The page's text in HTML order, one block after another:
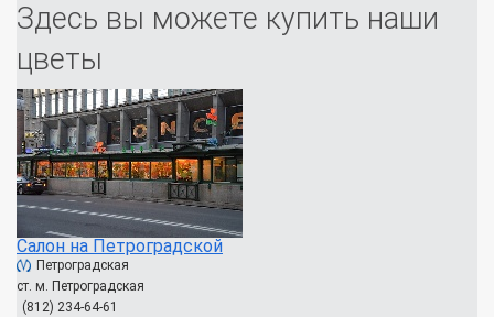
Здесь вы можете купить наши
цветы
Салон на Петроградской
Петроградская
ст. м. Петроградская
(812) 234-64-61